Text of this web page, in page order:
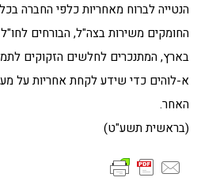
הנטייה לברוח מאחריות כלפי החברה
החומקים משירות בצה"ל, הבורחים
בארץ, המתנכרים לחלשים הזקוקים
א-לוהים כדי שידע לקחת אחריות על
האחר.
(בראשית תשע"ט)